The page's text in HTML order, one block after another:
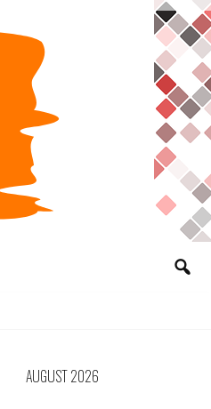
AUGUST 2026